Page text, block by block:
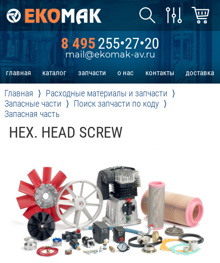
8 495255•27•20
mail@ekomak-av.ru
главная каталог запчасти о нас контакты доставка
Главная
Расходные материалы и запчасти
Запасные части
Поиск запчасти по коду
Запасная часть
HEX. HEAD SCREW